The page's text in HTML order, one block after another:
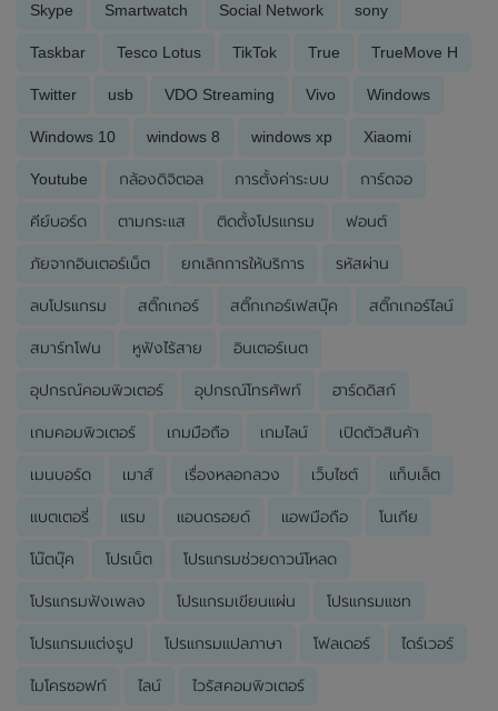
Skype Smartwatch Social Network sony
Taskbar Tesco Lotus TikTok True TrueMove H
Twitter usb VDO Streaming Vivo Windows
Windows 10 windows 8 windows xp Xiaomi
Youtube กล้องดิจิตอล การตั้งค่าระบบ การ์ดจอ
คีย์บอร์ด ตามกระแส ติดตั้งโปรแกรม ฟอนต์
ภัยจากอินเตอร์เน็ต ยกเลิกการให้บริการ รหัสผ่าน
ลบโปรแกรม สติ๊กเกอร์ สติ๊กเกอร์เฟสบุ๊ค สติ๊กเกอร์ไลน์
สมาร์ทโฟน หูฟังไร้สาย อินเตอร์เนต
อุปกรณ์คอมพิวเตอร์ อุปกรณ์โทรศัพท์ ฮาร์ดดิสก์
เกมคอมพิวเตอร์ เกมมือถือ เกมไลน์ เปิดตัวสินค้า
เมนบอร์ด เมาส์ เรื่องหลอกลวง เว็บไซต์ แท็บเล็ต
แบตเตอรี่ แรม แอนดรอยด์ แอพมือถือ โนเกีย
โน๊ตบุ๊ค โปรเน็ต โปรแกรมช่วยดาวน์โหลด
โปรแกรมฟังเพลง โปรแกรมเขียนแผ่น โปรแกรมแชท
โปรแกรมแต่งรูป โปรแกรมแปลภาษา โฟลเดอร์ ไดร์เวอร์
ไมโครซอฟท์ ไลน์ ไวรัสคอมพิวเตอร์